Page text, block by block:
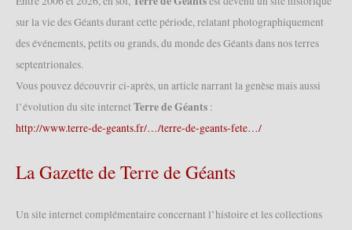
sur la vie des Géants durant cette période, relatant photographiquement
des événements, petits ou grands, du monde des Géants dans nos terres
septentrionales.
Vous pouvez découvrir ci-après, un article narrant la genèse mais aussi
l’évolution du site internet Terre de Géants :
http://www.terre-de-geants.fr/…/terre-de-geants-fete…/
La Gazette de Terre de Géants
Un site internet complémentaire concernant l’histoire et les collections